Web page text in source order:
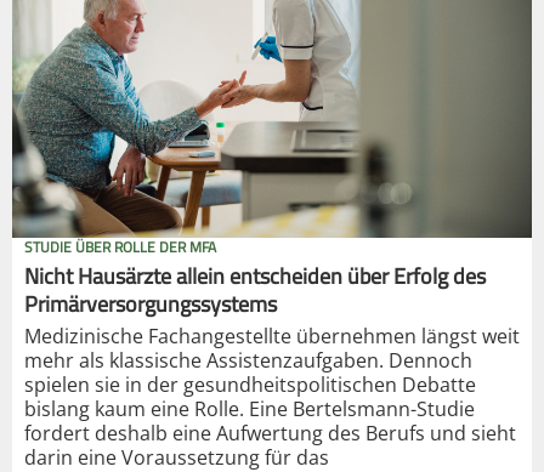
STUDIE ÜBER ROLLE DER MFA
Nicht Hausärzte allein entscheiden über Erfolg des
Primärversorgungssystems
Medizinische Fachangestellte übernehmen längst weit
mehr als klassische Assistenzaufgaben. Dennoch
spielen sie in der gesundheitspolitischen Debatte
bislang kaum eine Rolle. Eine Bertelsmann-Studie
fordert deshalb eine Aufwertung des Berufs und sieht
darin eine Voraussetzung für das